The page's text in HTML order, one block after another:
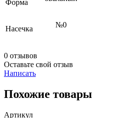
Форма
Насечка №0
0 отзывов
Оставьте свой отзыв
Написать
Похожие товары
Артикул